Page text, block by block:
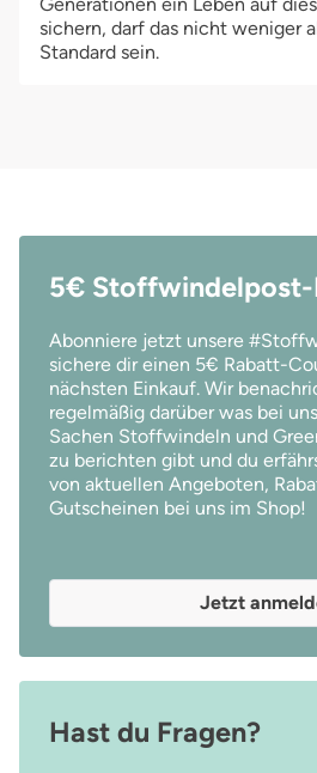
sichern, darf das nicht weniger
Standard sein.
5€
Abonniere jetzt unsere
sichere dir einen 5€ Rabatt-
nächsten Einkauf. Wir
regelmäßig darüber was bei
Sachen Stoffwindeln und
zu berichten gibt und du
von aktuellen Angeboten,
Gutscheinen bei uns im Shop!
Jetzt
Hast du Fragen?